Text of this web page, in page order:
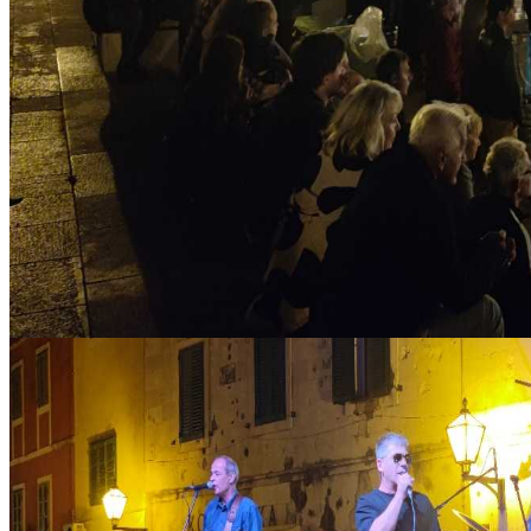
IMG_20221023_210203_copy_1024x576